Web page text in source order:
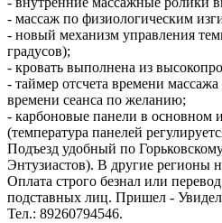
- массаж по физиологическим
- новый механизм управления
градусов);
- кровать выполнена из
- таймер отсчета времени
времени сеанса по желанию;
- карбоновые панели в основном
(температура панелей
Подъезд удобный по
Энтузиастов). В другие регионы
Оплата строго безнал или
подставных лиц. Пришел - Увидел
Тел.: 89260794546.